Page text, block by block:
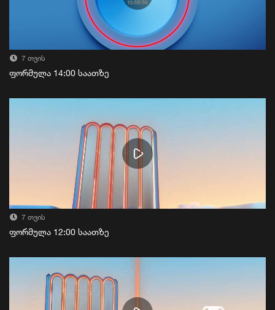
7 თვის
ფორმულა 14:00 საათზე
7 თვის
ფორმულა 12:00 საათზე